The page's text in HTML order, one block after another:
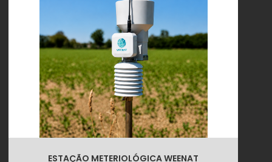
ESTAÇÃO METERIOLÓGICA WEENAT